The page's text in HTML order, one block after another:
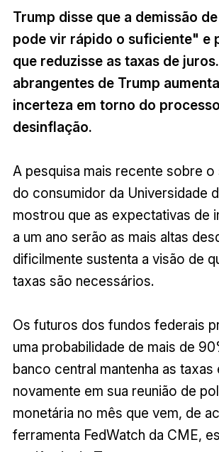
Trump disse que a demissão
pode vir rápido o suficiente" e
que reduzisse as taxas de
abrangentes de Trump
incerteza em torno do
desinflação.
A pesquisa mais recente sobre o
do consumidor da Universidade
mostrou que as expectativas de
a um ano serão as mais altas
dificilmente sustenta a visão de
taxas são necessários.
Os futuros dos fundos federais
uma probabilidade de mais de
banco central mantenha as taxas
novamente em sua reunião de
monetária no mês que vem, de
ferramenta FedWatch da CME,